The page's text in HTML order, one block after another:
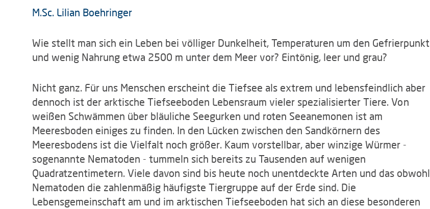
M.Sc. Lilian Boehringer
Wie stellt man sich ein Leben bei völliger Dunkelheit, Temperaturen um den Gefrierpunkt
und wenig Nahrung etwa 2500 m unter dem Meer vor? Eintönig, leer und grau?
Nicht ganz. Für uns Menschen erscheint die Tiefsee als extrem und lebensfeindlich aber
dennoch ist der arktische Tiefseeboden Lebensraum vieler spezialisierter Tiere. Von
weißen Schwämmen über bläuliche Seegurken und roten Seeanemonen ist am
Meeresboden einiges zu finden. In den Lücken zwischen den Sandkörnern des
Meeresbodens ist die Vielfalt noch größer. Kaum vorstellbar, aber winzige Würmer -
sogenannte Nematoden - tummeln sich bereits zu Tausenden auf wenigen
Quadratzentimetern. Viele davon sind bis heute noch unentdeckte Arten und das obwohl
Nematoden die zahlenmäßig häufigste Tiergruppe auf der Erde sind. Die
Lebensgemeinschaft am und im arktischen Tiefseeboden hat sich an diese besonderen